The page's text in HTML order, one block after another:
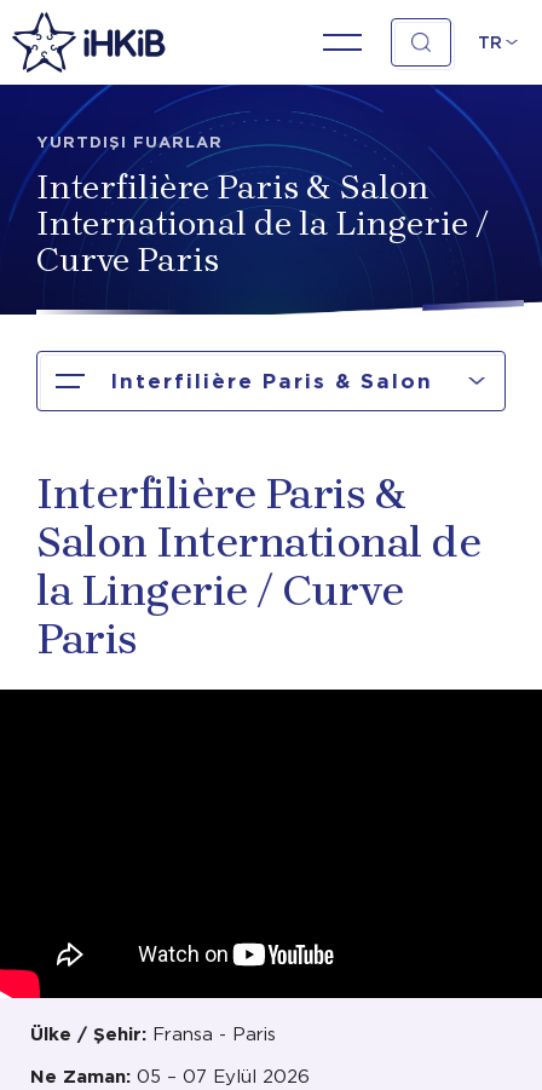
TR
YURTDIŞI FUARLAR
Interfilière Paris & Salon
International de la Lingerie /
Curve Paris
Interfilière Paris & Salon
Paris
Interfilière Paris &
Salon International de
la Lingerie / Curve
Paris
Ülke / Şehir: Fransa - Paris
Ne Zaman: 05 – 07 Eylül 2026